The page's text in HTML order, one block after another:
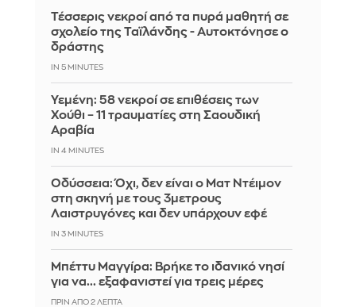
Τέσσερις νεκροί από τα πυρά μαθητή σε
σχολείο της Ταϊλάνδης - Αυτοκτόνησε ο
δράστης
IN 5 MINUTES
Υεμένη: 58 νεκροί σε επιθέσεις των
Χούθι – 11 τραυματίες στη Σαουδική
Αραβία
IN 4 MINUTES
Οδύσσεια: Όχι, δεν είναι ο Ματ Ντέιμον
στη σκηνή με τους 3μετρους
Λαιστρυγόνες και δεν υπάρχουν εφέ
IN 3 MINUTES
Μπέττυ Μαγγίρα: Βρήκε το ιδανικό νησί
για να... εξαφανιστεί για τρεις μέρες
ΠΡΙΝ ΑΠΌ 2 ΛΕΠΤΆ